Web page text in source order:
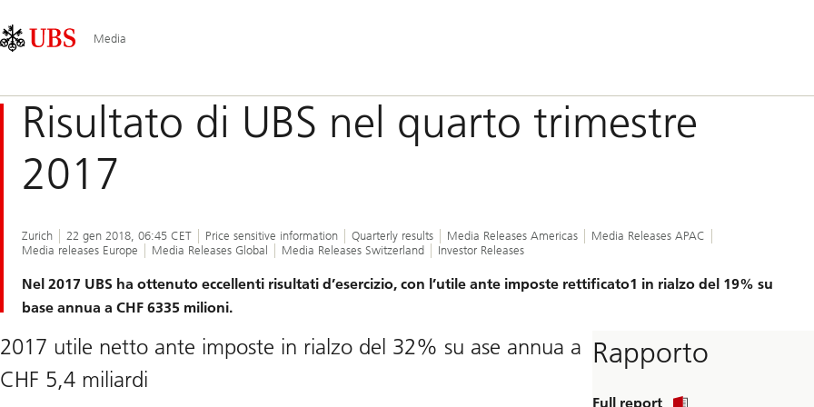
Area
principale
Media
Risultato di UBS nel quarto trimestre
2017
Zurich 22 gen 2018, 06:45 CET Price sensitive information Quarterly results Media Releases Americas
Media Releases APAC
Media releases Europe
Media Releases Global Media Releases Switzerland Investor Releases
Nel 2017 UBS ha ottenuto eccellenti risultati d’esercizio, con l’utile ante imposte rettificato1 in rialzo del 19% su
base annua a CHF 6335 milioni.
2017 utile netto ante imposte in rialzo del 32% su ase annua a
CHF 5,4 miliardi
Rapporto
Full report